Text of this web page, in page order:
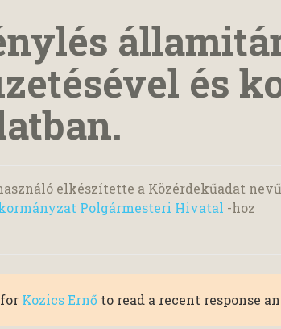
és
elkészítette a Közérdekűadat
Polgármesteri Hivatal -hoz
Kozics Ernő to read a recent response